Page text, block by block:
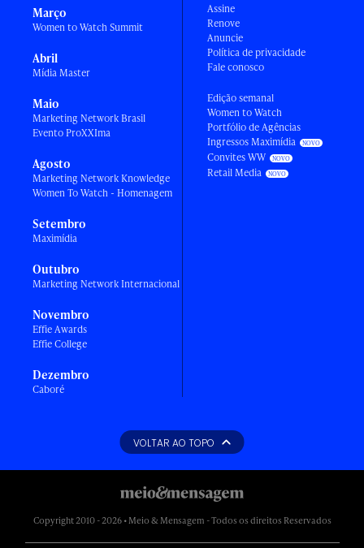
Março
Women to Watch Summit
Abril
Mídia Master
Maio
Marketing Network Brasil
Evento ProXXIma
Agosto
Marketing Network Knowledge
Women To Watch - Homenagem
Setembro
Maximídia
Outubro
Marketing Network Internacional
Novembro
Effie Awards
Effie College
Dezembro
Caboré
Assine
Renove
Anuncie
Política de privacidade
Fale conosco
Edição semanal
Women to Watch
Portfólio de Agências
Ingressos Maximídia
Convites WW
Retail Media
VOLTAR AO TOPO
Copyright 2010 - 2026 • Meio & Mensagem - Todos os direitos Reservados